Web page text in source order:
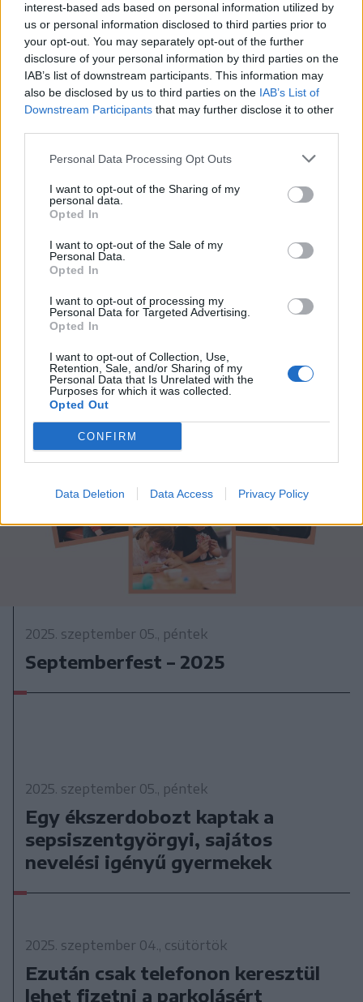
interest-based ads based on personal information utilized by
us or personal information disclosed to third parties prior to
your opt-out. You may separately opt-out of the further
disclosure of your personal information by third parties on the
IAB’s list of downstream participants. This information may
also be disclosed by us to third parties on the IAB’s List of
Downstream Participants that may further disclose it to other
Personal Data Processing Opt Outs
I want to opt-out of the Sharing of my
personal data.
Opted In
I want to opt-out of the Sale of my
Personal Data.
Opted In
I want to opt-out of processing my
Personal Data for Targeted Advertising.
Opted In
I want to opt-out of Collection, Use,
Retention, Sale, and/or Sharing of my
Personal Data that Is Unrelated with the
Purposes for which it was collected.
Opted Out
CONFIRM
Data Deletion Data Access Privacy Policy
Több mint kétezer előkészítős kap
ajándék iskolatáskát
2025. szeptember 05., péntek
Septemberfest – 2025
2025. szeptember 05., péntek
Egy ékszerdobozt kaptak a
sepsiszentgyörgyi, sajátos
nevelési igényű gyermekek
2025. szeptember 04., csütörtök
Ezután csak telefonon keresztül
lehet fizetni a parkolásért